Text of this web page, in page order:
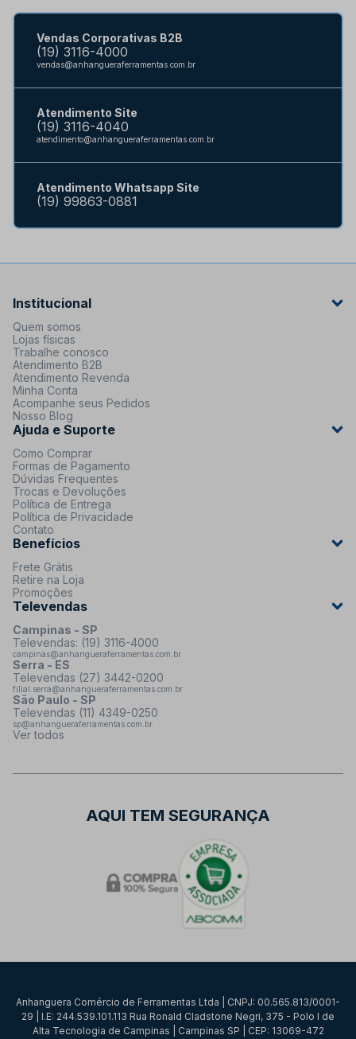
Vendas Corporativas B2B
(19) 3116-4000
vendas@anhangueraferramentas.com.br
Atendimento Site
(19) 3116-4040
atendimento@anhangueraferramentas.com.br
Atendimento Whatsapp Site
(19) 99863-0881
Institucional
Quem somos
Lojas físicas
Trabalhe conosco
Atendimento B2B
Atendimento Revenda
Minha Conta
Acompanhe seus Pedidos
Nosso Blog
Ajuda e Suporte
Como Comprar
Formas de Pagamento
Dúvidas Frequentes
Trocas e Devoluções
Política de Entrega
Política de Privacidade
Contato
Benefícios
Frete Grátis
Retire na Loja
Promoções
Televendas
Campinas - SP
Televendas: (19) 3116-4000
campinas@anhangueraferramentas.com.br
Serra - ES
Televendas (27) 3442-0200
filial.serra@anhangueraferramentas.com.br
São Paulo - SP
Televendas (11) 4349-0250
sp@anhangueraferramentas.com.br
Ver todos
AQUI TEM SEGURANÇA
Anhanguera Comércio de Ferramentas Ltda | CNPJ: 00.565.813/0001-
29 | I.E: 244.539.101.113 Rua Ronald Cladstone Negri, 375 - Polo I de
Alta Tecnologia de Campinas | Campinas SP | CEP: 13069-472